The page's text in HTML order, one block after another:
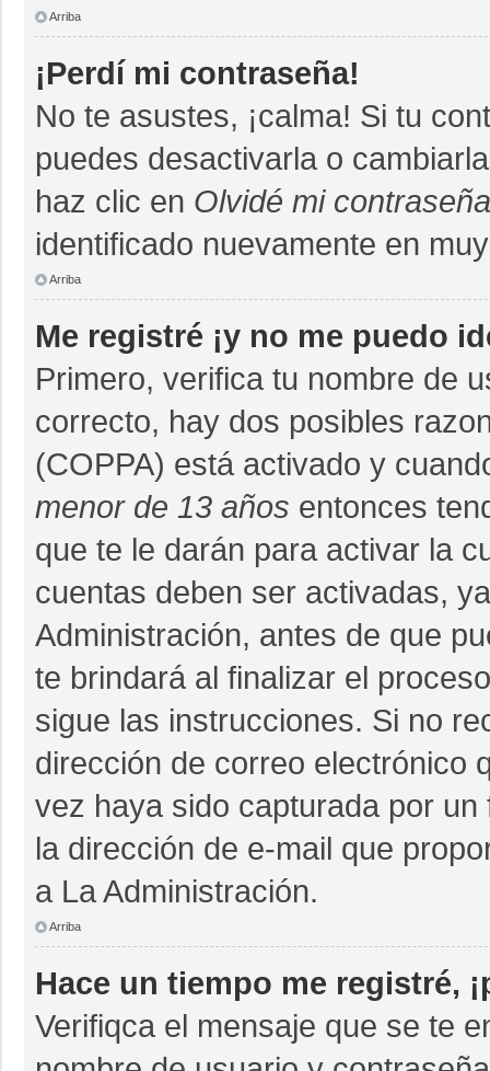
Arriba
¡Perdí mi contraseña!
No te asustes, ¡calma! Si tu
puedes desactivarla o
haz clic en Olvidé mi contraseña
identificado nuevamente en
Arriba
Me registré ¡y no me puedo
Primero, verifica tu nombre de
correcto, hay dos posibles
(COPPA) está activado y
menor de 13 años entonces
que te le darán para activar la
cuentas deben ser activadas,
Administración, antes de que
te brindará al finalizar el
sigue las instrucciones. Si no
dirección de correo electrónico
vez haya sido capturada por
la dirección de e-mail que
a La Administración.
Arriba
Hace un tiempo me registré,
Verifiqca el mensaje que se te